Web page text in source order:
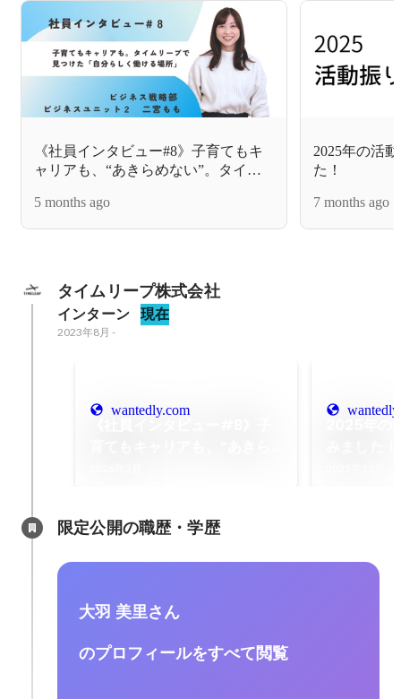
《社員インタビュー#8》子育てもキ
ャリアも、“あきらめない”。タイム
る場所」
5 months ago
2025年の活
た！
7 months ago
タイムリープ株式会社
インターン 現在
2023年8月 -
wantedly.com
限定公開の職歴・学歴
大羽 美里さん
のプロフィールをすべて閲覧